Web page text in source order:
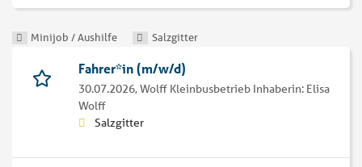
Minijob / Aushilfe Salzgitter
Fahrer*in (m/w/d)
30.07.2026,Wolff Kleinbusbetrieb Inhaberin: Elisa
Wolff
Salzgitter